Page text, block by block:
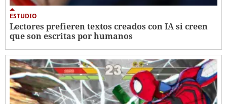
ESTUDIO
Lectores prefieren textos creados con IA si creen
que son escritas por humanos